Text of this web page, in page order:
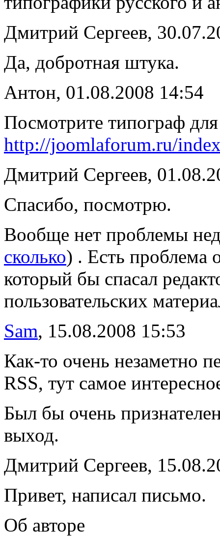
Дмитрий Сергеев,
Да, добротная штука.
Антон, 01.08.2008 14:54
Посмотрите типограф
http://joomlaforum.ru/
Дмитрий Сергеев,
Спасибо, посмотрю.
Вообще нет проблемы
сколько) . Есть проблема
который бы спасал
пользовательских
Sam, 15.08.2008 15:53
Как-то очень незаметно
RSS, тут самое
Был бы очень
выход.
Дмитрий Сергеев,
Привет, написал письмо.
Об авторе